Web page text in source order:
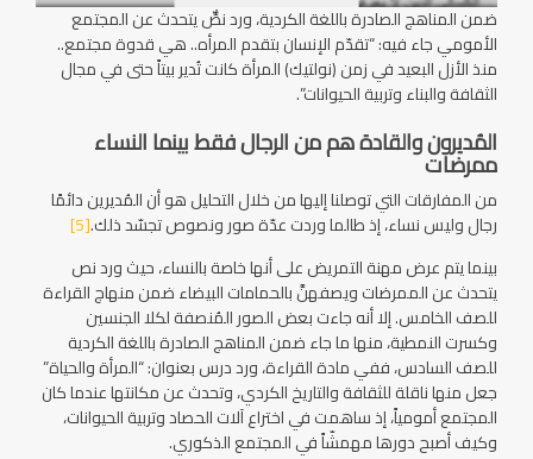
ضمن المناهج الصادرة باللغة الكردية، ورد نصٌّ يتحدث عن المجتمع
الأمومي جاء فيه: “تقدّم الإنسان بتقدم المرأه.. هي قدوة مجتمع..
منذ الأزل البعيد في زمن (نولتيك) المرأة كانت تُدير بيتاً حتى في مجال
الثقافة والبناء وتربية الحيوانات”.
المُديرون والقادة هم من الرجال فقط بينما النساء
ممرضات
من المفارقات التي توصلنا إليها من خلال التحليل هو أن المُديرين دائمًا
رجال وليس نساء، إذ طالما وردت عدّة صور ونصوص تجسّد ذلك.[5]
بينما يتم عرض مهنة التمريض على أنها خاصة بالنساء، حيث ورد نص
يتحدث عن الممرضات ويصفهنَّ بالحمامات البيضاء ضمن منهاج القراءة
للصف الخامس. إلا أنه جاءت بعض الصور المُنصفة لكلا الجنسين
وكسرت النمطية، منها ما جاء ضمن المناهج الصادرة باللغة الكردية
للصف السادس، ففي مادة القراءة، ورد درس بعنوان: “المرأة والحياة”
جعل منها ناقلة للثقافة والتاريخ الكردي، وتحدث عن مكانتها عندما كان
المجتمع أمومياً، إذ ساهمت في اختراع آلات الحصاد وتربية الحيوانات،
وكيف أصبح دورها مهمشّاً في المجتمع الذكوري.